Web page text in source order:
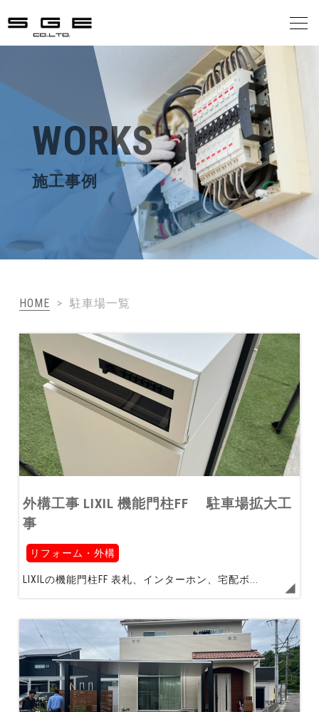
WORKS
施工事例
HOME > 駐車場一覧
外構工事 LIXIL 機能門柱FF 駐車場拡大工
事
リフォーム・外構
LIXILの機能門柱FF 表札、インターホン、宅配ボ...
会社案内
事業案内
施工の流れ
施工事例
お問合せ